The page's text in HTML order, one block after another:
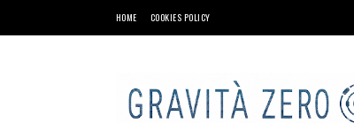
HOME COOKIES POLICY